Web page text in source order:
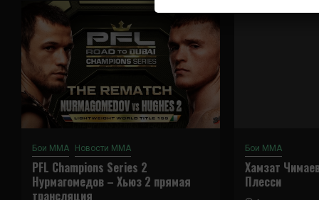
Бои ММА Новости ММА
PFL Champions Series 2
Нурмагомедов – Хьюз 2 прямая
трансляция
Бои ММА
Хамзат
Плесси